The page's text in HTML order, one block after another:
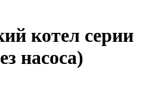
котел серии
насоса)